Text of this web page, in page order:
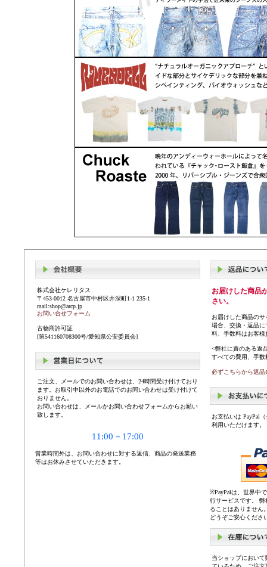
株式会社ケレリタス
〒453-0012 名古屋市中村区井深町1-1 235-1
mail:shop@arcp.jp
お問い合せフォーム
古物商許可証
[第541160708300号/愛知県公安委員会]
ご注文、メールでのお問い合わせは、24時間受け付けており
ます。お取引中以外のお電話でのお問い合わせは受け付けて
おりません。
お問い合わせは、メールかお問い合わせフォームからお願い
致します。
11:00－17:00
営業時間外は、お問い合わせに対する返信、商品の発送業務
等はお休みさせていただきます。
お届けした商品
さい。
お届けした商品の
場合、交換・返品
料、手数料はお客
<弊社に責のある返
すべての費用、手
必ずこちらから返
お支払いは PayPal
利用いただけます。
※PayPalは、世界中
行サービスです。
ることはありません
どうぞご安心くださ
当ショップにおい